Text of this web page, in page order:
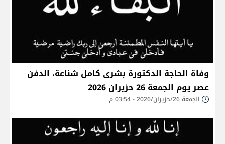
وفاة الحاجة الدكتورة بشرى كامل شناعة، الدفن
عصر يوم الجمعة 26 حزيران 2026
الجمعة 26/حزيران/2026 - 03:54 م